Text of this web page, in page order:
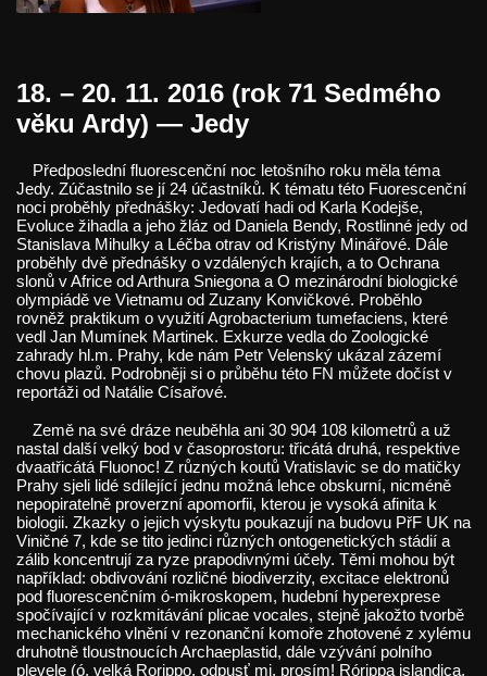
18. – 20. 11. 2016 (rok 71 Sedmého
věku Ardy) — Jedy
Předposlední fluorescenční noc letošního roku měla téma
Jedy. Zúčastnilo se jí 24 účastníků. K tématu této Fuorescenční
noci proběhly přednášky: Jedovatí hadi od Karla Kodejše,
Evoluce žihadla a jeho žláz od Daniela Bendy, Rostlinné jedy od
Stanislava Mihulky a Léčba otrav od Kristýny Minářové. Dále
proběhly dvě přednášky o vzdálených krajích, a to Ochrana
slonů v Africe od Arthura Sniegona a O mezinárodní biologické
olympiádě ve Vietnamu od Zuzany Konvičkové. Proběhlo
rovněž praktikum o využití Agrobacterium tumefaciens, které
vedl Jan Mumínek Martinek. Exkurze vedla do Zoologické
zahrady hl.m. Prahy, kde nám Petr Velenský ukázal zázemí
chovu plazů. Podrobněji si o průběhu této FN můžete dočíst v
reportáži od Natálie Císařové.
Země na své dráze neuběhla ani 30 904 108 kilometrů a už
nastal další velký bod v časoprostoru: třicátá druhá, respektive
dvaatřicátá Fluonoc! Z různých koutů Vratislavic se do matičky
Prahy sjeli lidé sdílející jednu možná lehce obskurní, nicméně
nepopiratelně proverzní apomorfii, kterou je vysoká afinita k
biologii. Zkazky o jejich výskytu poukazují na budovu PřF UK na
Viničné 7, kde se tito jedinci různých ontogenetických stádií a
zálib koncentrují za ryze prapodivnými účely. Těmi mohou být
například: obdivování rozličné biodiverzity, excitace elektronů
pod fluorescenčním ó-mikroskopem, hudební hyperexprese
spočívající v rozkmitávání plicae vocales, stejně jakožto tvorbě
mechanického vlnění v rezonanční komoře zhotovené z xylému
druhotně tloustnoucích Archaeplastid, dále vzývání polního
plevele (ó, velká Rorippo, odpusť mi, prosím! Rórippa islandica,